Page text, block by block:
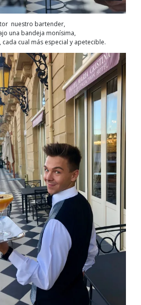
nuestro bartender,
una bandeja monísima,
cada cual más especial y apetecible.